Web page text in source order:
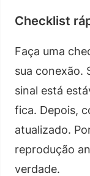
Checklist
Faça uma
sua conexão.
sinal está
fica. Depois,
atualizado.
reprodução
verdade.